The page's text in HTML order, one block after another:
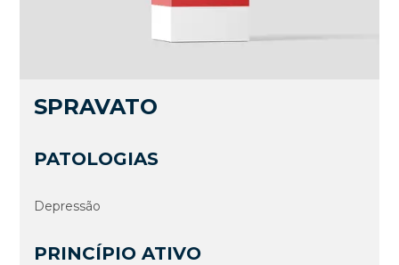
SPRAVATO
PATOLOGIAS
Depressão
PRINCÍPIO ATIVO